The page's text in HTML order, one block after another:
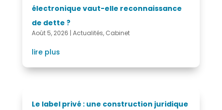
électronique vaut-elle reconnaissance
de dette ?
Août 5, 2026 | Actualités, Cabinet
lire plus
Le label privé : une construction juridique